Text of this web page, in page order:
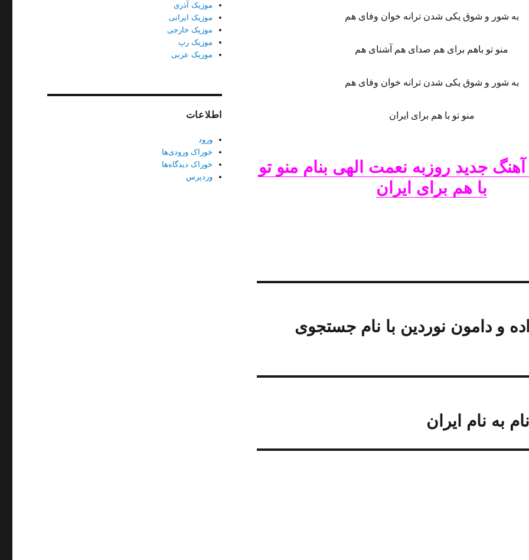
به شور و شوق یکی شدن ترانه خوان وفای هم
منو تو باهم برای هم صدای هم آشنای هم
به شور و شوق یکی شدن ترانه خوان وفای هم
منو تو با هم براى ایران
آهنگ جدید روزبه نعمت الهی بنام منو تو
با هم براى ایران
و دامون نوردین با نام جستجوی
به نام ایران
موزیک آذری
موزیک ایرانی
موزیک خارجی
موزیک رپ
موزیک عربی
اطلاعات
ورود
خوراک ورودی‌ها
خوراک دیدگاه‌ها
وردپرس